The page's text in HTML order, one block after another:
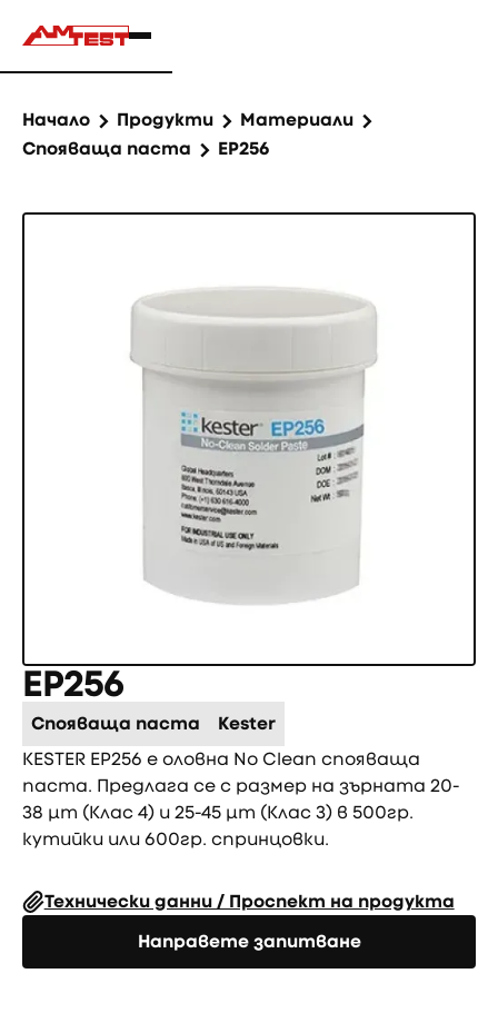
Начало Продукти
Материали
Спояваща паста
EP256
EP256
Спояваща паста
Kester
KESTER EP256 е оловна No Clean спояваща
паста. Предлага се с размер на зърната 20-
38 µm (Клас 4) и 25-45 µm (Клас 3) в 500гр.
кутийки или 600гр. спринцовки.
Технически данни / Проспект на продукта
Направете запитване
Направете запитване